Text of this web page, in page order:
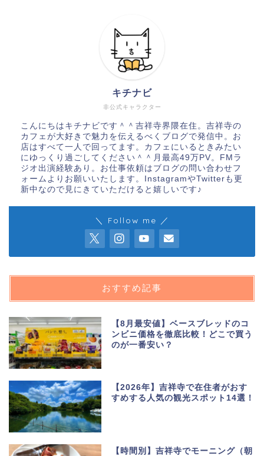
非公式キャラクター
キチナビ
こんにちはキチナビです＾＾吉祥寺界隈在住。吉祥寺の
カフェが大好きで魅力を伝えるべくブログで発信中。お
店はすべて一人で回ってます。カフェにいるときみたい
にゆっくり過ごしてください＾＾月最高49万PV。FMラ
ジオ出演経験あり。お仕事依頼はブログの問い合わせフ
ォームよりお願いいたします。InstagramやTwitterも更
新中なので見にきていただけると嬉しいです♪
＼ Follow me ／
おすすめ記事
【8月最安値】ベースブレッドのコ
ンビニ価格を徹底比較！どこで買う
のが一番安い？
【2026年】吉祥寺で在住者がおす
すめする人気の観光スポット14選！
【時間別】吉祥寺でモーニング（朝